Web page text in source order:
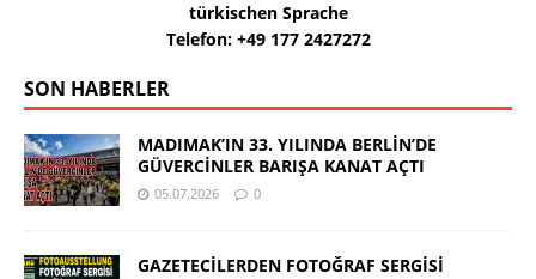
türkischen Sprache
Telefon: +49 177 2427272
SON HABERLER
MADIMAK’IN 33. YILINDA BERLİN’DE
GÜVERCİNLER BARIŞA KANAT AÇTI
05.07.2026 0
GAZETECİLERDEN FOTOĞRAF SERGİSİ